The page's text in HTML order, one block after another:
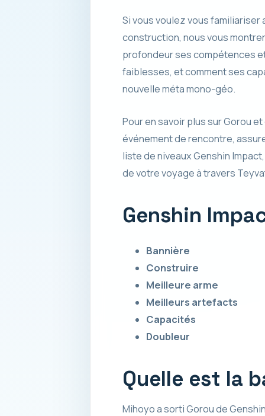
Si vous voulez vous
construction, nous vous
profondeur ses compétences
faiblesses, et comment ses
nouvelle méta mono-géo.
Pour en savoir plus sur Gorou
événement de rencontre,
liste de niveaux Genshin
de votre voyage à travers
Genshin
Bannière
Construire
Meilleure arme
Meilleurs artefacts
Capacités
Doubleur
Quelle est la
Mihoyo a sorti Gorou de